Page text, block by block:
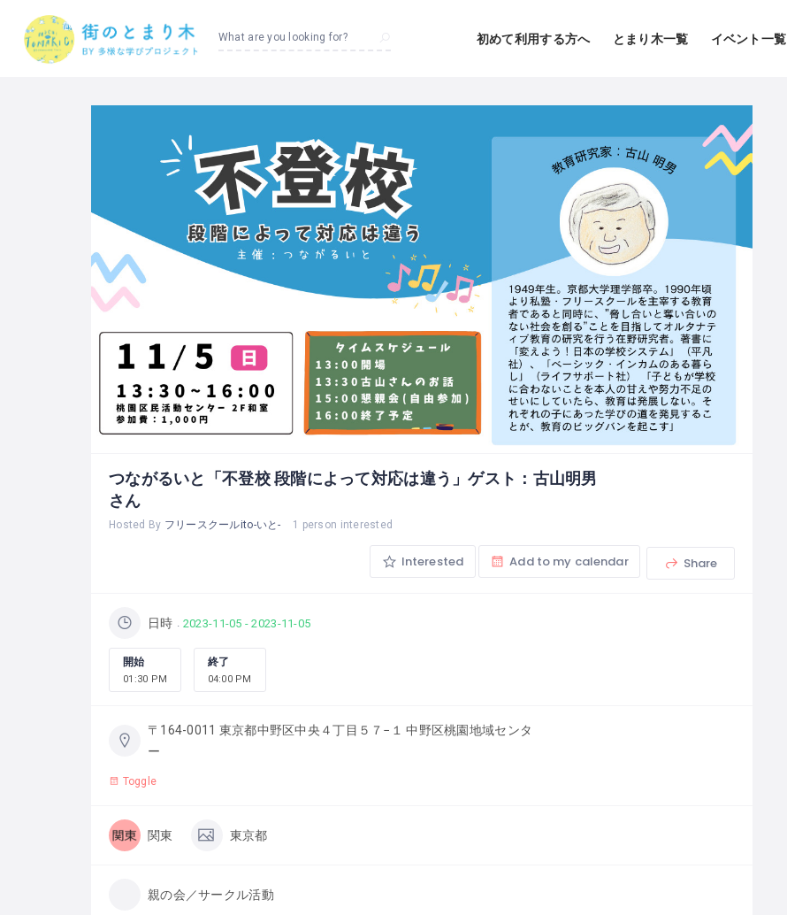
What are you looking for? 初めて利用する方へ とまり木一覧 イベント一覧
つながるいと「不登校 段階によって対応は違う」ゲスト：古山明男
さん
Hosted By フリースクールito-いと- 1 person interested
Interested Add to my calendar Share
日時 2023-11-05 - 2023-11-05
開始
01:30 PM
終了
04:00 PM
〒164-0011 東京都中野区中央４丁目５７−１ 中野区桃園地域センタ
ー
Toggle
関東 東京都
親の会／サークル活動